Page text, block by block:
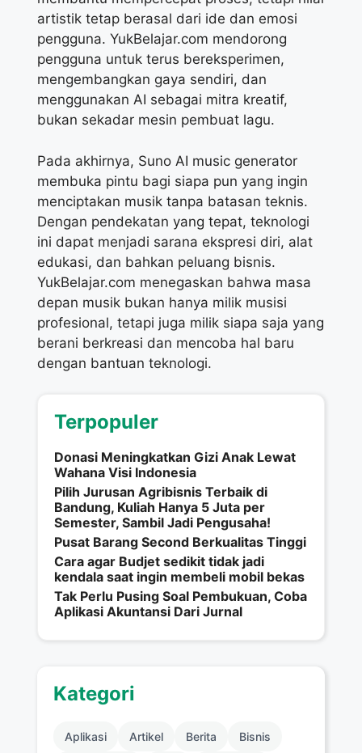
artistik tetap berasal dari ide dan emosi
pengguna. YukBelajar.com mendorong
pengguna untuk terus bereksperimen,
mengembangkan gaya sendiri, dan
menggunakan AI sebagai mitra kreatif,
bukan sekadar mesin pembuat lagu.
Pada akhirnya, Suno AI music generator
membuka pintu bagi siapa pun yang ingin
menciptakan musik tanpa batasan teknis.
Dengan pendekatan yang tepat, teknologi
ini dapat menjadi sarana ekspresi diri, alat
edukasi, dan bahkan peluang bisnis.
YukBelajar.com menegaskan bahwa masa
depan musik bukan hanya milik musisi
profesional, tetapi juga milik siapa saja yang
berani berkreasi dan mencoba hal baru
dengan bantuan teknologi.
Terpopuler
Donasi Meningkatkan Gizi Anak Lewat
Wahana Visi Indonesia
Pilih Jurusan Agribisnis Terbaik di
Bandung, Kuliah Hanya 5 Juta per
Semester, Sambil Jadi Pengusaha!
Pusat Barang Second Berkualitas Tinggi
Cara agar Budjet sedikit tidak jadi
kendala saat ingin membeli mobil bekas
Tak Perlu Pusing Soal Pembukuan, Coba
Aplikasi Akuntansi Dari Jurnal
Kategori
Aplikasi Artikel Berita Bisnis